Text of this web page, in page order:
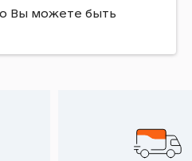
Вы можете быть